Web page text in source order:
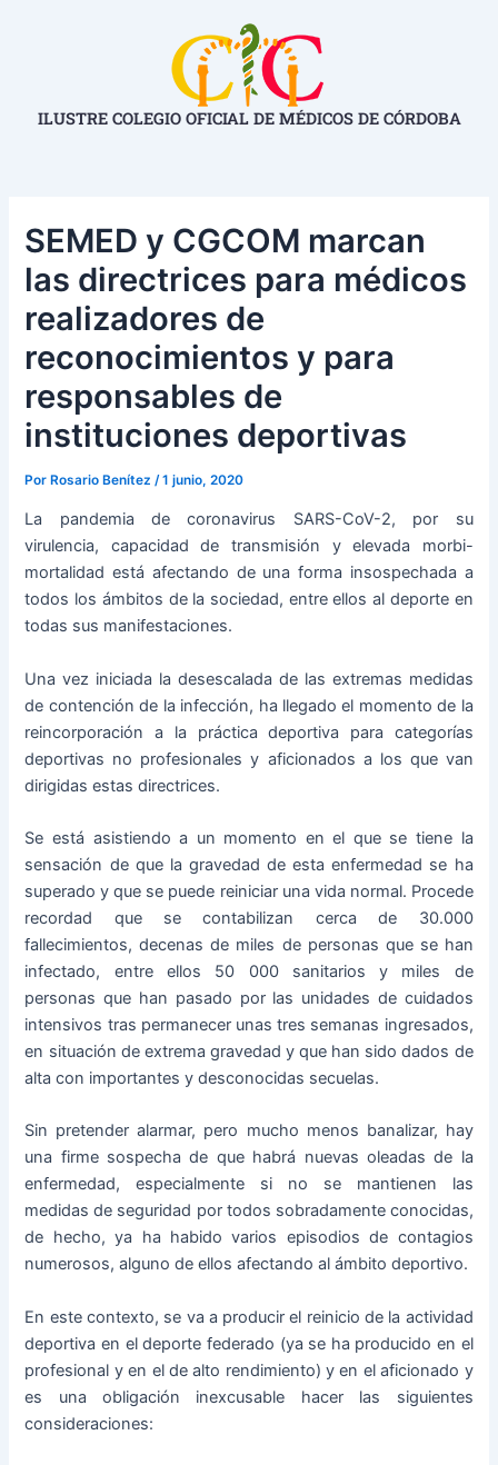
ILUSTRE COLEGIO OFICIAL DE MÉDICOS DE CÓRDOBA
SEMED y CGCOM marcan
las directrices para médicos
realizadores de
reconocimientos y para
responsables de
instituciones deportivas
PorRosario Benítez /1 junio, 2020
La pandemia de coronavirus SARS-CoV-2, por su
virulencia, capacidad de transmisión y elevada morbi-
mortalidad está afectando de una forma insospechada a
todos los ámbitos de la sociedad, entre ellos al deporte en
todas sus manifestaciones.
Una vez iniciada la desescalada de las extremas medidas
de contención de la infección, ha llegado el momento de la
reincorporación a la práctica deportiva para categorías
deportivas no profesionales y aficionados a los que van
dirigidas estas directrices.
Se está asistiendo a un momento en el que se tiene la
sensación de que la gravedad de esta enfermedad se ha
superado y que se puede reiniciar una vida normal. Procede
recordad que se contabilizan cerca de 30.000
fallecimientos, decenas de miles de personas que se han
infectado, entre ellos 50 000 sanitarios y miles de
personas que han pasado por las unidades de cuidados
intensivos tras permanecer unas tres semanas ingresados,
en situación de extrema gravedad y que han sido dados de
alta con importantes y desconocidas secuelas.
Sin pretender alarmar, pero mucho menos banalizar, hay
una firme sospecha de que habrá nuevas oleadas de la
enfermedad, especialmente si no se mantienen las
medidas de seguridad por todos sobradamente conocidas,
de hecho, ya ha habido varios episodios de contagios
numerosos, alguno de ellos afectando al ámbito deportivo.
En este contexto, se va a producir el reinicio de la actividad
deportiva en el deporte federado (ya se ha producido en el
profesional y en el de alto rendimiento) y en el aficionado y
es una obligación inexcusable hacer las siguientes
consideraciones: